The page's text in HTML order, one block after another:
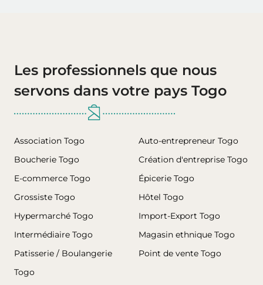
Les professionnels que nous
servons dans votre pays Togo
Association Togo
Auto-entrepreneur Togo
Boucherie Togo
Création d'entreprise Togo
E-commerce Togo
Épicerie Togo
Grossiste Togo
Hôtel Togo
Hypermarché Togo
Import-Export Togo
Intermédiaire Togo
Magasin ethnique Togo
Patisserie / Boulangerie
Togo
Point de vente Togo